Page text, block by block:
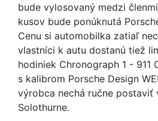
bude vylosovaný medzi
kusov bude ponúknutá
Cenu si automobilka zatiaľ
vlastníci k autu dostanú tiež
hodiniek Chronograph 1 - 911
s kalibrom Porsche Design
výrobca nechá ručne postaviť
Solothurne.